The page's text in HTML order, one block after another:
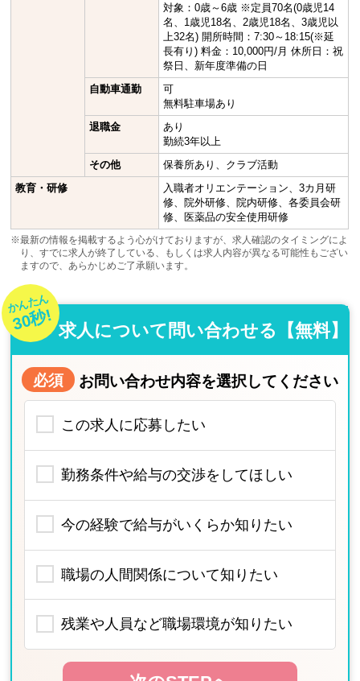
対象：0歳～6歳 ※定員70名(0歳児14
名、1歳児18名、2歳児18名、3歳児以
上32名) 開所時間：7:30～18:15(※延
長有り) 料金：10,000円/月 休所日：祝
祭日、新年度準備の日
自動車通勤
可
無料駐車場あり
退職金
あり
勤続3年以上
その他
保養所あり、クラブ活動
教育・研修
入職者オリエンテーション、3カ月研
修、院外研修、院内研修、各委員会研
修、医薬品の安全使用研修
※最新の情報を掲載するよう心がけておりますが、求人確認のタイミングによ
り、すでに求人が終了している、もしくは求人内容が異なる可能性もござい
ますので、あらかじめご了承願います。
かんたん
30秒! 求人について問い合わせる【無料】
必須 お問い合わせ内容を選択してください
この求人に応募したい
勤務条件や給与の交渉をしてほしい
今の経験で給与がいくらか知りたい
職場の人間関係について知りたい
残業や人員など職場環境が知りたい